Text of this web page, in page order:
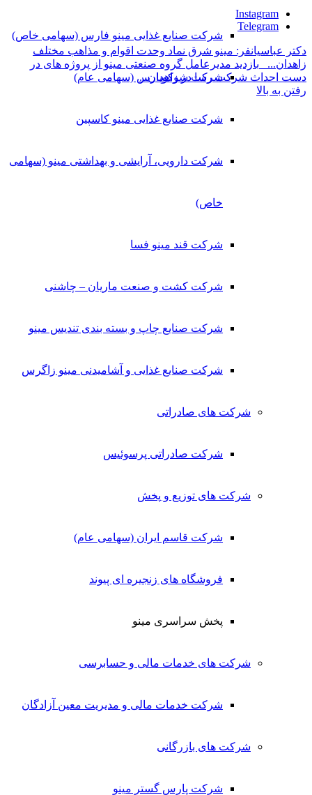
شرکت صنایع غذایی مینو فارس (سهامی خاص)
شرکت شوکوپارس (سهامی عام)
شرکت صنایع غذایی مینو کاسپین
شرکت دارویی، آرایشی و بهداشتی مینو (سهامی
خاص)
شرکت قند مینو فسا
شرکت کشت و صنعت ماریان – چاشنی
شرکت صنایع چاپ و بسته بندی تندیس مینو
شرکت صنایع غذایی و آشامیدنی مینو زاگرس
شرکت های صادراتی
شرکت صادراتی پرسوئیس
شرکت های توزیع و پخش
شرکت قاسم ایران (سهامی عام)
فروشگاه های زنجیره ای پیوند
پخش سراسری مینو
شرکت های خدمات مالی و حسابرسی
شرکت خدمات مالی و مدیریت معین آزادگان
شرکت های بازرگانی
شرکت پارس گستر مینو
Instagram
Telegram
دکتر عباسیانفر: مینو شرق نماد وحدت اقوام و مذاهب مختلف
زاهدان...
بازدید مدیرعامل گروه صنعتی مینو از پروژه های در
دست احداث شرکت رسا در زاهدان...
رفتن به بالا